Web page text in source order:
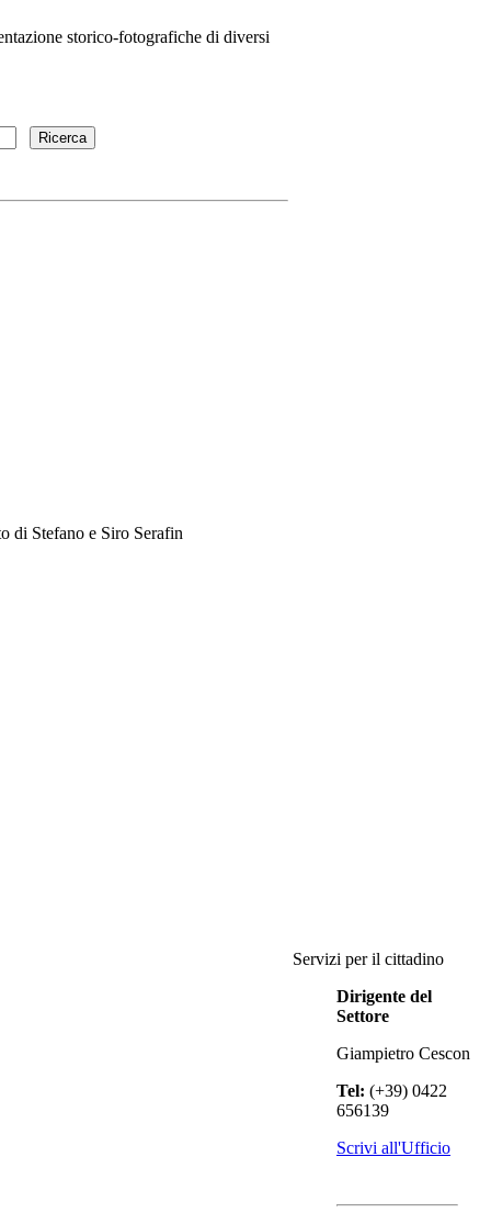
storico-fotografiche di diversi
di Stefano e Siro Serafin
Servizi per il cittadino
Dirigente del
Settore
Giampietro Cescon
Tel: (+39) 0422
656139
Scrivi all'Ufficio